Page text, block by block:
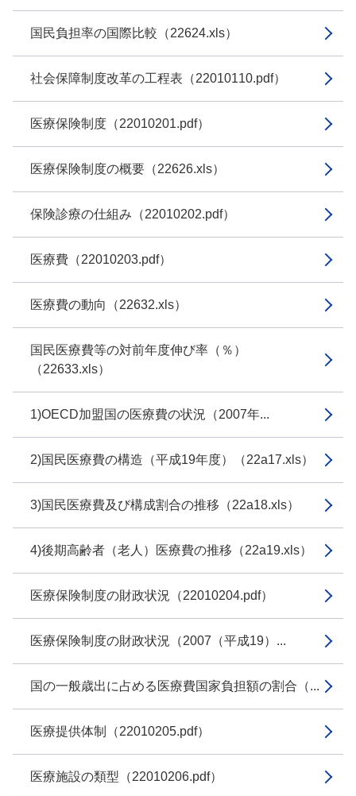
国民負担率の国際比較（22624.xls）
社会保障制度改革の工程表（22010110.pdf）
医療保険制度（22010201.pdf）
医療保険制度の概要（22626.xls）
保険診療の仕組み（22010202.pdf）
医療費（22010203.pdf）
医療費の動向（22632.xls）
国民医療費等の対前年度伸び率（％）
（22633.xls）
1)OECD加盟国の医療費の状況（2007年...
2)国民医療費の構造（平成19年度）（22a17.xls）
3)国民医療費及び構成割合の推移（22a18.xls）
4)後期高齢者（老人）医療費の推移（22a19.xls）
医療保険制度の財政状況（22010204.pdf）
医療保険制度の財政状況（2007（平成19）...
国の一般歳出に占める医療費国家負担額の割合（...
医療提供体制（22010205.pdf）
医療施設の類型（22010206.pdf）